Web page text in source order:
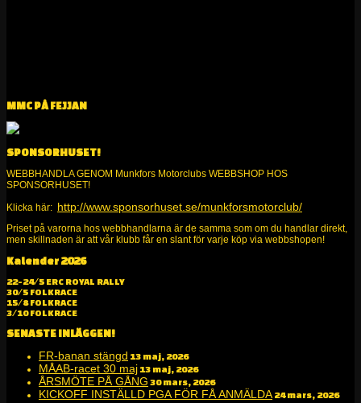
MMC PÅ FEJJAN
SPONSORHUSET!
WEBBHANDLA GENOM Munkfors Motorclubs WEBBSHOP HOS
SPONSORHUSET!
Klicka här: http://www.sponsorhuset.se/munkforsmotorclub/
Priset på varorna hos webbhandlarna är de samma som om du handlar direkt,
men skillnaden är att vår klubb får en slant för varje köp via webbshopen!
Alltid kul på två och fyra hjul!
Kalender 2026
22-24/5 ERC ROYAL RALLY
30/5 FOLKRACE
15/8 FOLKRACE
3/10 FOLKRACE
SENASTE INLÄGGEN!
FR-banan stängd 13 maj, 2026
MÅAB-racet 30 maj 13 maj, 2026
ÅRSMÖTE PÅ GÅNG 30 mars, 2026
KICKOFF INSTÄLLD PGA FÖR FÅ ANMÄLDA 24 mars, 2026